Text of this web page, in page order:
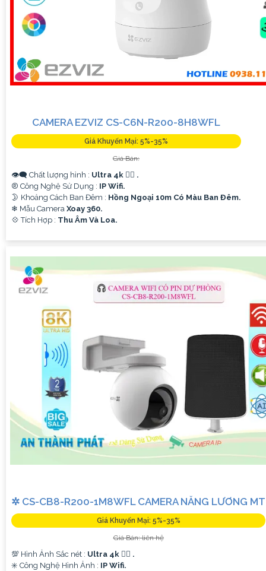
sau bán hàng** uy tín, nhanh chóng.
Hãy đầu tư cho an ninh và bảo vệ tài sản của mình ngay
hôm nay với Camera Hồng Ngoại Ban Đêm chất lượng cao!
CAMERA EZVIZ CS-C6N-R200-8H8WFL
Giá Khuyến Mại: 5%-35%
Giá Bán:
👁️‍🗨 Chất lượng hình : Ultra 4k 👍🏾 .
®️ Công Nghệ Sử Dụng : IP Wifi.
🌛 Khoảng Cách Ban Đêm : Hồng Ngoại 10m Có Màu Ban Ðêm.
❄ Mẫu Camera Xoay 360.
️💠 Tích Hợp : Thu Âm Và Loa.
✲ CS-CB8-R200-1M8WFL CAMERA NĂNG LƯƠNG MT
Giá Khuyến Mại: 5%-35%
Giá Bán: liên hệ
💯 Hình Ảnh Sắc nét : Ultra 4k 👍🏾 .
✳️ Công Nghệ Hình Ảnh : IP Wifi.